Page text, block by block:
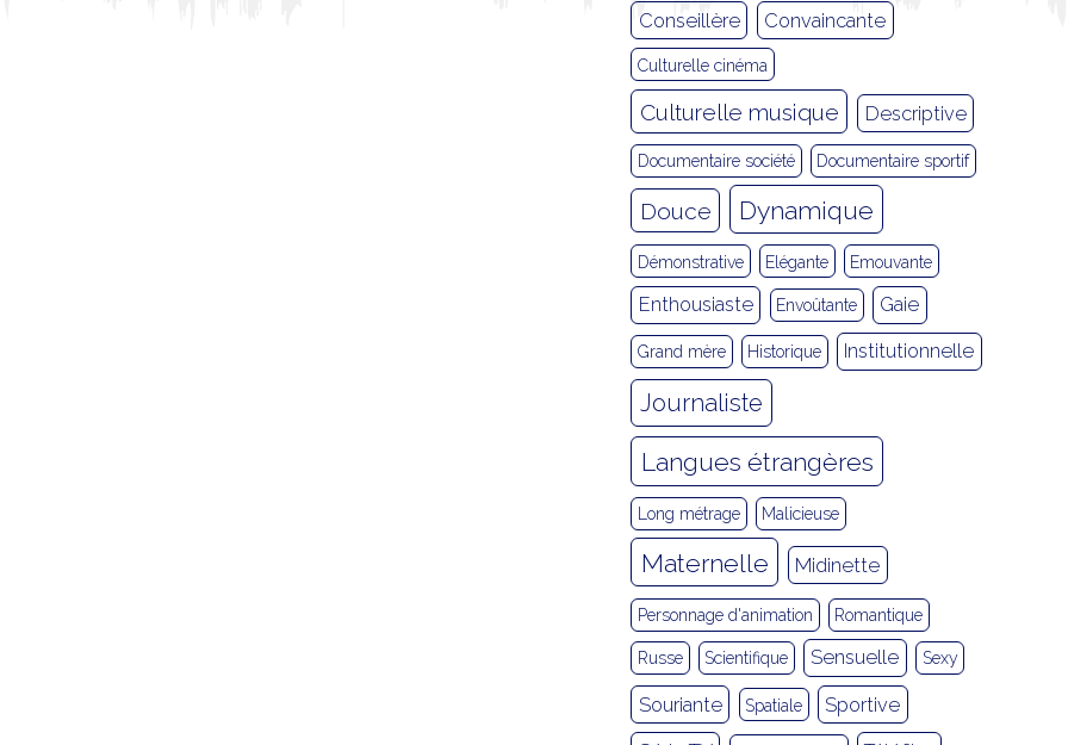
Conseillère Convaincante
Culturelle cinéma
Culturelle musique Descriptive
Documentaire société Documentaire sportif
Douce Dynamique
Démonstrative Elégante Emouvante
Enthousiaste Envoûtante Gaie
Grand mère Historique Institutionnelle
Journaliste
Langues étrangères
Long métrage Malicieuse
Maternelle Midinette
Personnage d'animation Romantique
Russe Scientifique Sensuelle Sexy
Souriante Spatiale Sportive